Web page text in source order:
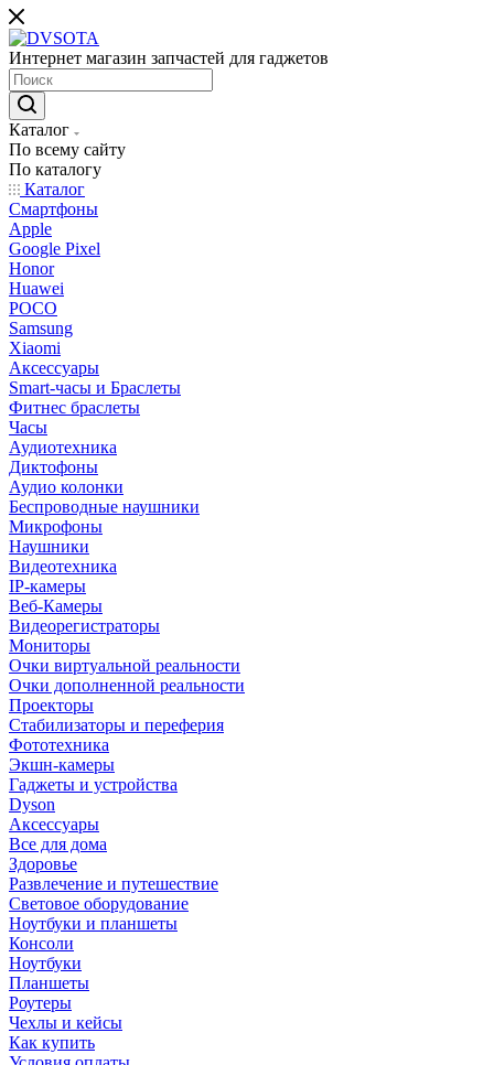
Интернет магазин запчастей для гаджетов
Каталог
По всему сайту
По каталогу
Каталог
Смартфоны
Apple
Google Pixel
Honor
Huawei
POCO
Samsung
Xiaomi
Аксессуары
Smart-часы и Браслеты
Фитнес браслеты
Часы
Аудиотехника
Диктофоны
Аудио колонки
Беспроводные наушники
Микрофоны
Наушники
Видеотехника
IP-камеры
Веб-Камеры
Видеорегистраторы
Мониторы
Очки виртуальной реальности
Очки дополненной реальности
Проекторы
Стабилизаторы и переферия
Фототехника
Экшн-камеры
Гаджеты и устройства
Dyson
Аксессуары
Все для дома
Здоровье
Развлечение и путешествие
Световое оборудование
Ноутбуки и планшеты
Консоли
Ноутбуки
Планшеты
Роутеры
Чехлы и кейсы
Как купить